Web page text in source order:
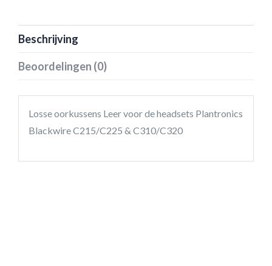
Beschrijving
Beoordelingen (0)
Losse oorkussens Leer voor de headsets Plantronics
Blackwire C215/C225 & C310/C320